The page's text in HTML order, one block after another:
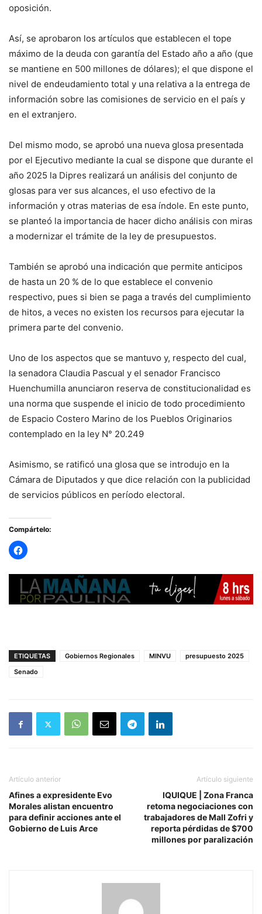
oposición.
Así, se aprobaron los artículos que establecen el tope
máximo de la deuda con garantía del Estado año a año (que
se mantiene en 500 millones de dólares); el que dispone el
nivel de endeudamiento total y una relativa a la entrega de
información sobre las comisiones de servicio en el país y
en el extranjero.
Del mismo modo, se aprobó una nueva glosa presentada
por el Ejecutivo mediante la cual se dispone que durante el
año 2025 la Dipres realizará un análisis del conjunto de
glosas para ver sus alcances, el uso efectivo de la
información y otras materias de esa índole. En este punto,
se planteó la importancia de hacer dicho análisis con miras
a modernizar el trámite de la ley de presupuestos.
También se aprobó una indicación que permite anticipos
de hasta un 20 % de lo que establece el convenio
respectivo, pues si bien se paga a través del cumplimiento
de hitos, a veces no existen los recursos para ejecutar la
primera parte del convenio.
Uno de los aspectos que se mantuvo y, respecto del cual,
la senadora Claudia Pascual y el senador Francisco
Huenchumilla anunciaron reserva de constitucionalidad es
una norma que suspende el inicio de todo procedimiento
de Espacio Costero Marino de los Pueblos Originarios
contemplado en la ley N° 20.249
Asimismo, se ratificó una glosa que se introdujo en la
Cámara de Diputados y que dice relación con la publicidad
de servicios públicos en período electoral.
Compártelo:
ETIQUETAS Gobiernos Regionales MINVU
presupuesto 2025
Senado
Artículo anterior
Afines a expresidente Evo
Morales alistan encuentro
para definir acciones ante el
Gobierno de Luis Arce
Artículo siguiente
IQUIQUE | Zona Franca
retoma negociaciones con
trabajadores de Mall Zofri y
reporta pérdidas de $700
millones por paralización